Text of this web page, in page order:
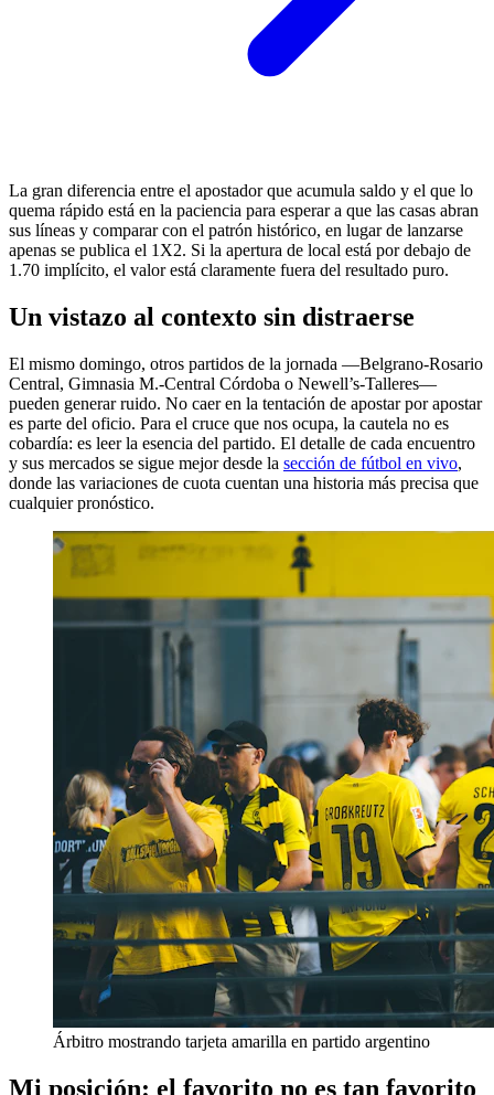
La gran diferencia entre el apostador que acumula saldo y el que lo
quema rápido está en la paciencia para esperar a que las casas abran
sus líneas y comparar con el patrón histórico, en lugar de lanzarse
apenas se publica el 1X2. Si la apertura de local está por debajo de
1.70 implícito, el valor está claramente fuera del resultado puro.
Un vistazo al contexto sin distraerse
El mismo domingo, otros partidos de la jornada —Belgrano-Rosario
Central, Gimnasia M.-Central Córdoba o Newell’s-Talleres—
pueden generar ruido. No caer en la tentación de apostar por apostar
es parte del oficio. Para el cruce que nos ocupa, la cautela no es
cobardía: es leer la esencia del partido. El detalle de cada encuentro
y sus mercados se sigue mejor desde la sección de fútbol en vivo,
donde las variaciones de cuota cuentan una historia más precisa que
cualquier pronóstico.
Árbitro mostrando tarjeta amarilla en partido argentino
Mi posición: el favorito no es tan favorito